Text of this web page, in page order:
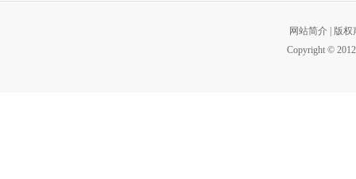
网站简介
版权
Copyright ©